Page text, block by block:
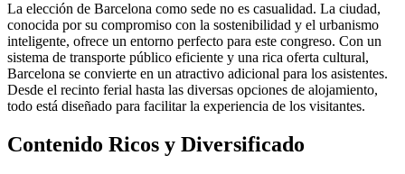
La elección de Barcelona como sede no es casualidad. La ciudad,
conocida por su compromiso con la sostenibilidad y el urbanismo
inteligente, ofrece un entorno perfecto para este congreso. Con un
sistema de transporte público eficiente y una rica oferta cultural,
Barcelona se convierte en un atractivo adicional para los asistentes.
Desde el recinto ferial hasta las diversas opciones de alojamiento,
todo está diseñado para facilitar la experiencia de los visitantes.
Contenido Ricos y Diversificado